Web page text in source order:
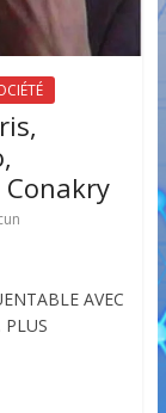
AVEC
PLUS